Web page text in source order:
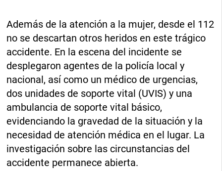
Además de la atención a la mujer, desde el 112
no se descartan otros heridos en este trágico
accidente. En la escena del incidente se
desplegaron agentes de la policía local y
nacional, así como un médico de urgencias,
dos unidades de soporte vital (UVIS) y una
ambulancia de soporte vital básico,
evidenciando la gravedad de la situación y la
necesidad de atención médica en el lugar. La
investigación sobre las circunstancias del
accidente permanece abierta.